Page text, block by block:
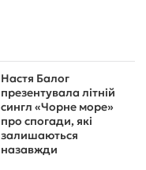
Настя Балог
презентувала літній
сингл «Чорне море»
про спогади, які
залишаються
назавжди